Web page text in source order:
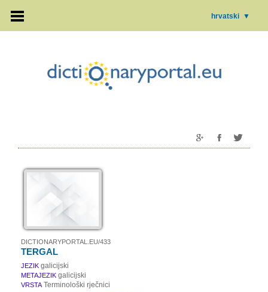
hrvatski ▼
DICTIONARYPORTAL.EU/433
TERGAL
JEZIK galicijski
METAJEZIK galicijski
VRSTA Terminološki rječnici